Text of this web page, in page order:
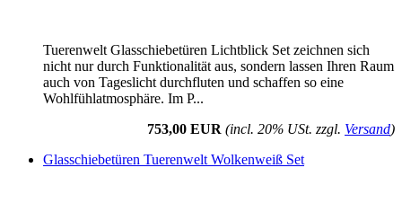
Tuerenwelt Glasschiebetüren Lichtblick Set zeichnen sich
nicht nur durch Funktionalität aus, sondern lassen Ihren Raum
auch von Tageslicht durchfluten und schaffen so eine
Wohlfühlatmosphäre. Im P...
753,00 EUR (incl. 20% USt. zzgl. Versand)
Glasschiebetüren Tuerenwelt Wolkenweiß Set